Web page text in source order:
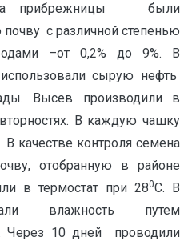
прибрежницы были
с различной степенью
–от 0,2% до 9%. В
использовали сырую нефть
Высев производили в
В каждую чашку
качестве контроля семена
отобранную в районе
в термостат при 280С. В
влажность путем
Через 10 дней проводили